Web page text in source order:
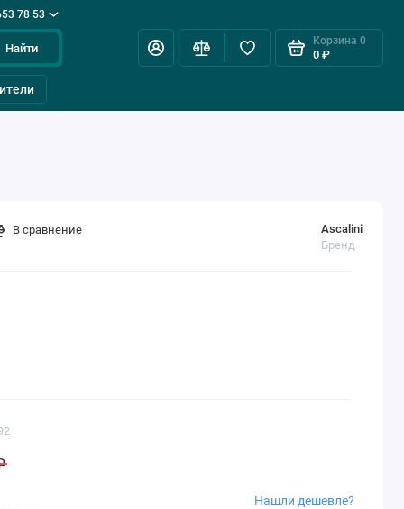
78 53
Найти
Корзина 0
0 ₽
Ascalini
Бренд
Нашли дешевле?
В сравнение